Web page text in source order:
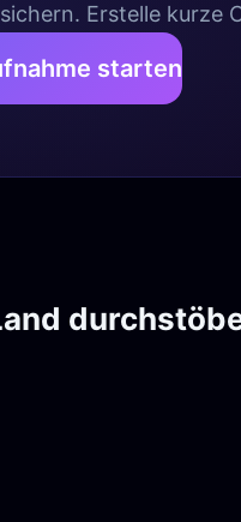
Erstelle kurze
starten